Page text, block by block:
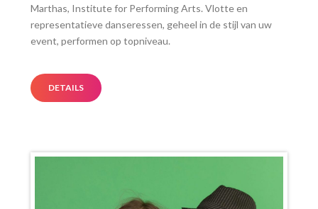
Marthas, Institute for Performing Arts. Vlotte en
representatieve danseressen, geheel in de stijl van uw
event, performen op topniveau.
DETAILS